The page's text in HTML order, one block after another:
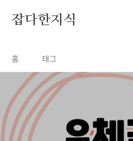
잡다한지식
홈 태그